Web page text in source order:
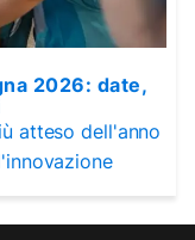
2026: date,
atteso dell'anno